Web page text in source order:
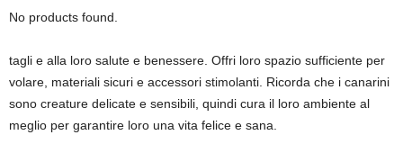
No products found.
tagli e alla loro salute e benessere. Offri loro spazio sufficiente per
volare, materiali sicuri e accessori stimolanti. Ricorda che i canarini
sono creature delicate e sensibili, quindi cura il loro ambiente al
meglio per garantire loro una vita felice e sana.